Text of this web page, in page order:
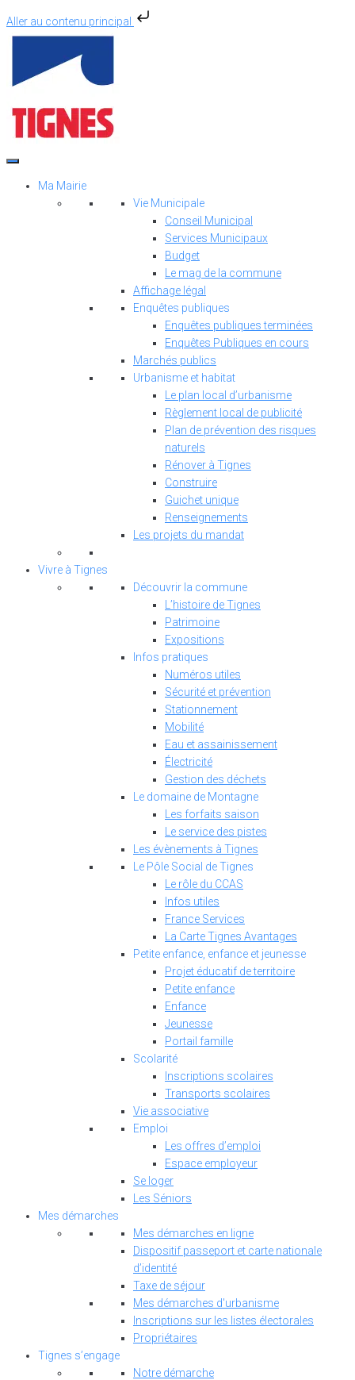
Aller au contenu principal
Aller
contenu
Ma Mairie
Vie Municipale
Conseil Municipal
Services Municipaux
Budget
Le mag de la commune
Affichage légal
Enquêtes publiques
Enquêtes publiques terminées
Enquêtes Publiques en cours
Marchés publics
Urbanisme et habitat
Le plan local d’urbanisme
Règlement local de publicité
Plan de prévention des risques
naturels
Rénover à Tignes
Construire
Guichet unique
Renseignements
Les projets du mandat
Vivre à Tignes
Découvrir la commune
L’histoire de Tignes
Patrimoine
Expositions
Infos pratiques
Numéros utiles
Sécurité et prévention
Stationnement
Mobilité
Eau et assainissement
Électricité
Gestion des déchets
Le domaine de Montagne
Les forfaits saison
Le service des pistes
Les évènements à Tignes
Le Pôle Social de Tignes
Le rôle du CCAS
Infos utiles
France Services
La Carte Tignes Avantages
Petite enfance, enfance et jeunesse
Projet éducatif de territoire
Petite enfance
Enfance
Jeunesse
Portail famille
Scolarité
Inscriptions scolaires
Transports scolaires
Vie associative
Emploi
Les offres d’emploi
Espace employeur
Se loger
Les Séniors
Mes démarches
Mes démarches en ligne
Dispositif passeport et carte nationale
d’identité
Taxe de séjour
Mes démarches d'urbanisme
Inscriptions sur les listes électorales
Propriétaires
Tignes s’engage
Notre démarche